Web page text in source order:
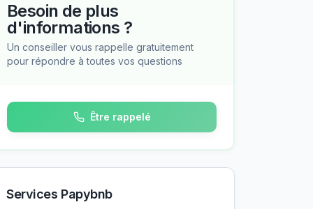
Besoin de plus
d'informations ?
Un conseiller vous rappelle gratuitement
pour répondre à toutes vos questions
Être rappelé
Services Papybnb